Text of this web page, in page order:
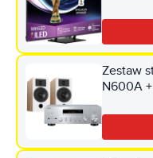
Zestaw
N600A